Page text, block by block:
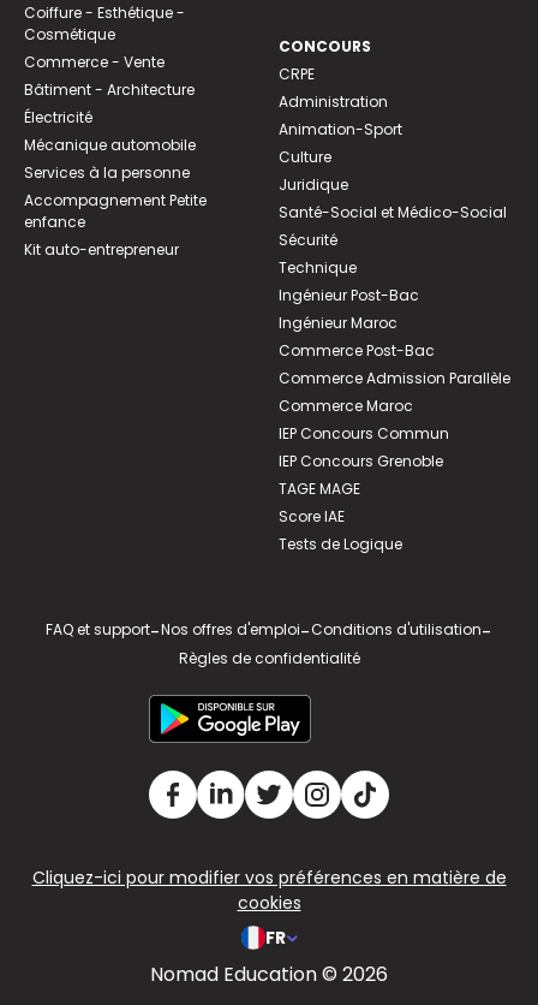
Coiffure - Esthétique -
Cosmétique
Commerce - Vente
Bâtiment - Architecture
Électricité
Mécanique automobile
Services à la personne
Accompagnement Petite
enfance
Kit auto-entrepreneur
CONCOURS
CRPE
Administration
Animation-Sport
Culture
Juridique
Santé-Social et Médico-Social
Sécurité
Technique
Ingénieur Post-Bac
Ingénieur Maroc
Commerce Post-Bac
Commerce Admission Parallèle
Commerce Maroc
IEP Concours Commun
IEP Concours Grenoble
TAGE MAGE
Score IAE
Tests de Logique
FAQ et support-Nos offres d'emploi-Conditions d'utilisation-
Règles de confidentialité
Cliquez-ici pour modifier vos préférences en matière de
cookies
FR
Nomad Education © 2026